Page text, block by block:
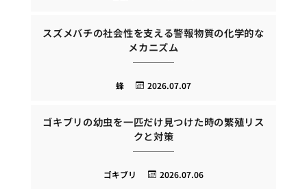
スズメバチの社会性を支える警報物質の化学的な
メカニズム
2026.07.07
蜂
ゴキブリの幼虫を一匹だけ見つけた時の繁殖リス
クと対策
2026.07.06
ゴキブリ